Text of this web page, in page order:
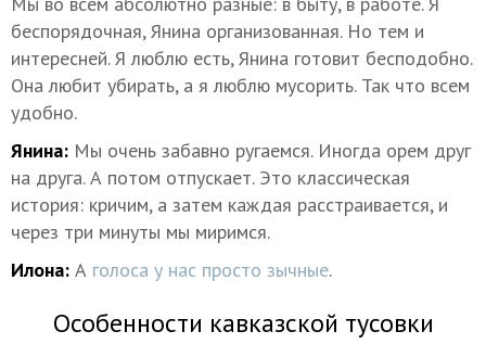
беспорядочная, Янина организованная. Но тем и
интересней. Я люблю есть, Янина готовит бесподобно.
Она любит убирать, а я люблю мусорить. Так что всем
удобно.
Янина: Мы очень забавно ругаемся. Иногда орем друг
на друга. А потом отпускает. Это классическая
история: кричим, а затем каждая расстраивается, и
через три минуты мы миримся.
Илона: А голоса у нас просто зычные.
Особенности кавказской тусовки